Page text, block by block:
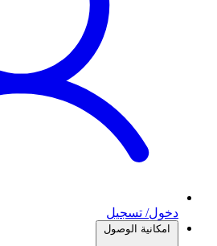
دخول/ تسجيل
امكانية الوصول